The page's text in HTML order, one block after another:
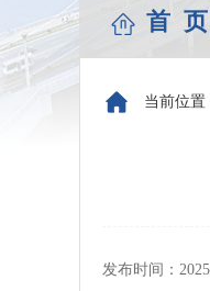
首 页
当前位置
发布时间：